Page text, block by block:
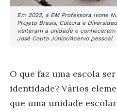
Em 2022, a EM Professora Ivone
Projeto Brasis, Cultura e
visitaram a unidade e
José Couto Júnior/Acervo pessoal
O que faz uma escola
identidade? Vários
que uma unidade